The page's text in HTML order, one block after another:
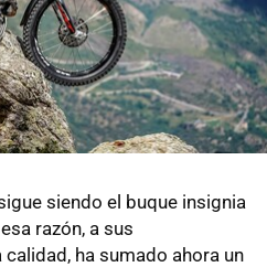
siendo el buque insignia
razón, a sus
ha sumado ahora un